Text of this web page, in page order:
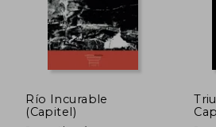
Río Incurable
(Capitel)